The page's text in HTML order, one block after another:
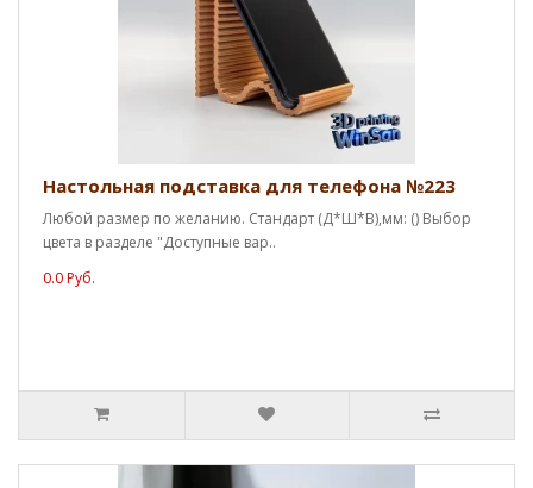
Настольная подставка для телефона №223
Любой размер по желанию. Стандарт (Д*Ш*В),мм: () Выбор
цвета в разделе "Доступные вар..
0.0 Руб.